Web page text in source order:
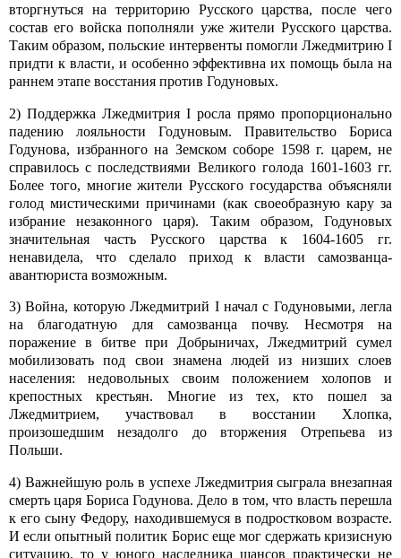
вторгнуться на территорию Русского царства, после чего
состав его войска пополняли уже жители Русского царства.
Таким образом, польские интервенты помогли Лжедмитрию I
придти к власти, и особенно эффективна их помощь была на
раннем этапе восстания против Годуновых.
2) Поддержка Лжедмитрия I росла прямо пропорционально
падению лояльности Годуновым. Правительство Бориса
Годунова, избранного на Земском соборе 1598 г. царем, не
справилось с последствиями Великого голода 1601-1603 гг.
Более того, многие жители Русского государства объясняли
голод мистическими причинами (как своеобразную кару за
избрание незаконного царя). Таким образом, Годуновых
значительная часть Русского царства к 1604-1605 гг.
ненавидела, что сделало приход к власти самозванца-
авантюриста возможным.
3) Война, которую Лжедмитрий I начал с Годуновыми, легла
на благодатную для самозванца почву. Несмотря на
поражение в битве при Добрыничах, Лжедмитрий сумел
мобилизовать под свои знамена людей из низших слоев
населения: недовольных своим положением холопов и
крепостных крестьян. Многие из тех, кто пошел за
Лжедмитрием, участвовал в восстании Хлопка,
произошедшим незадолго до вторжения Отрепьева из
Польши.
4) Важнейшую роль в успехе Лжедмитрия сыграла внезапная
смерть царя Бориса Годунова. Дело в том, что власть перешла
к его сыну Федору, находившемуся в подростковом возрасте.
И если опытный политик Борис еще мог сдержать кризисную
ситуацию, то у юного наследника шансов практически не